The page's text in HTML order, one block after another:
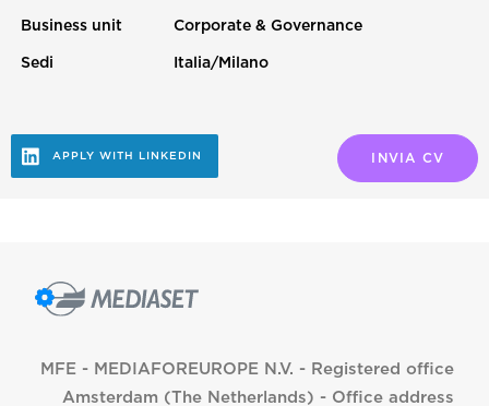
Business unit Corporate & Governance
Sedi Italia/Milano
MFE - MEDIAFOREUROPE N.V. - Registered office
Amsterdam (The Netherlands) - Office address